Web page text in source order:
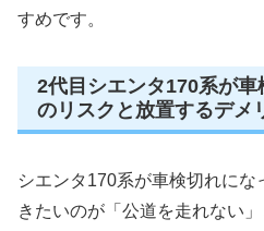
すめです。
2代目シエンタ170系が車
のリスクと放置するデメ
シエンタ170系が車検切れに
きたいのが「公道を走れない」